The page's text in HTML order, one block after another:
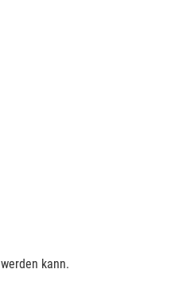
kann.